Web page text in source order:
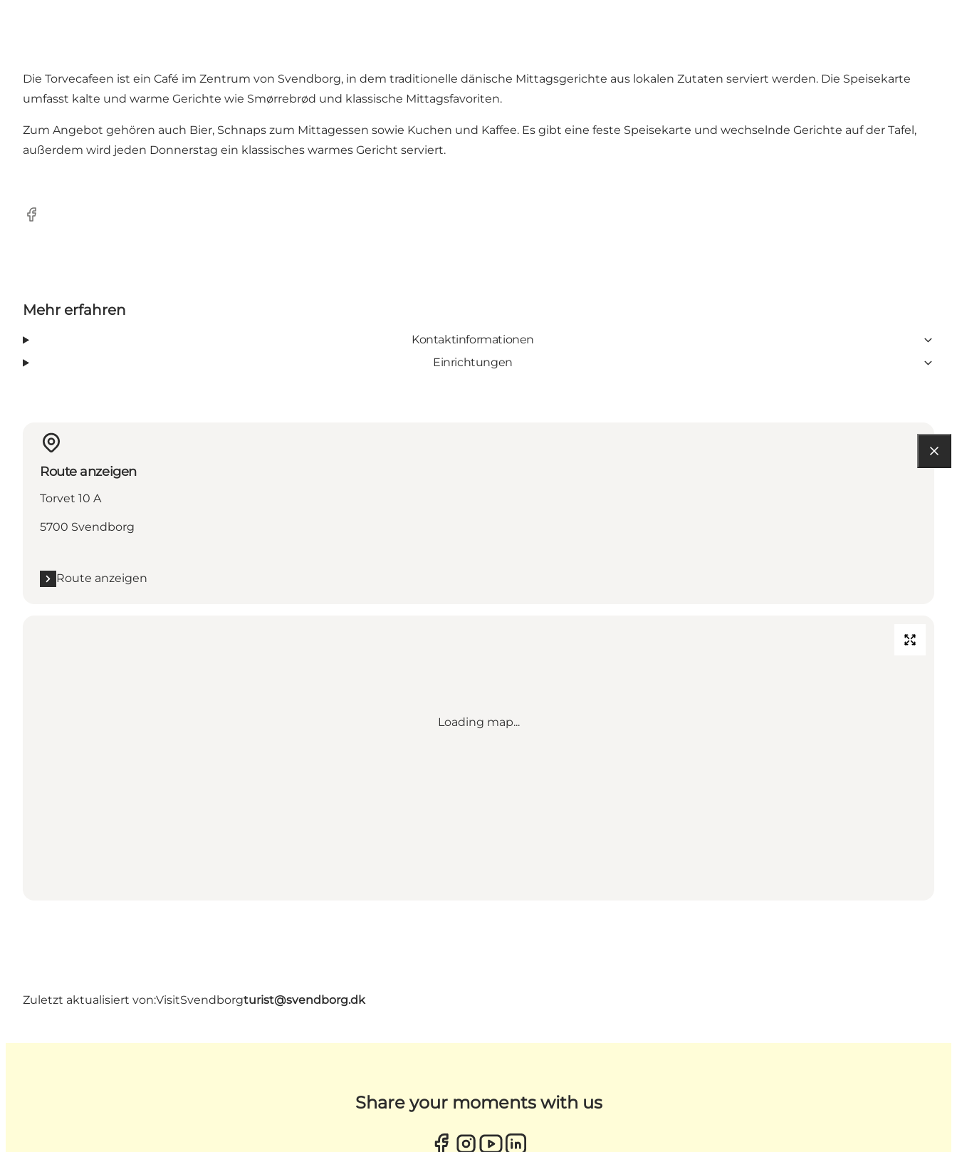
Die Torvecafeen ist ein Café im Zentrum von Svendborg, in dem traditionelle dänische Mittagsgerichte aus lokalen Zutaten serviert werden. Die Speisekarte
umfasst kalte und warme Gerichte wie Smørrebrød und klassische Mittagsfavoriten.
Zum Angebot gehören auch Bier, Schnaps zum Mittagessen sowie Kuchen und Kaffee. Es gibt eine feste Speisekarte und wechselnde Gerichte auf der Tafel,
außerdem wird jeden Donnerstag ein klassisches warmes Gericht serviert.
Facebook
Mehr erfahren
Kontaktinformationen
Einrichtungen
Route anzeigen
Torvet 10 A
5700 Svendborg
Route anzeigen
Loading map...
Zuletzt aktualisiert von:VisitSvendborgturist@svendborg.dk
Share your moments with us